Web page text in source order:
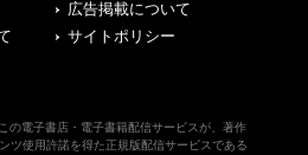
広告掲載について
サイトポリシー
の電子書店・電子書籍配信サービスが、著作
ツ使用許諾を得た正規版配信サービスである